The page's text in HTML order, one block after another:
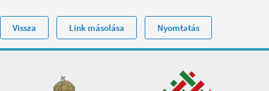
Vissza Link másolása Nyomtatás